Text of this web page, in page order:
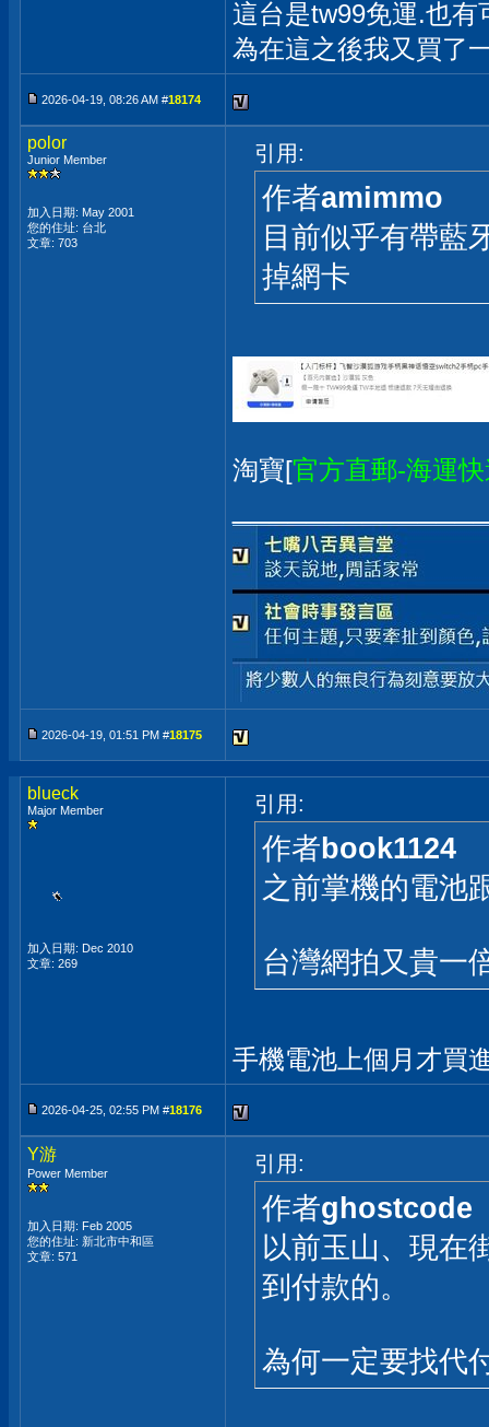
這台是tw99免運.也
為在這之後我又買了
2026-04-19, 08:26 AM #18174
polor
Junior Member
加入日期: May 2001
您的住址: 台北
文章: 703
引用:
作者amimmo
目前似乎有帶藍
掉網卡
淘寶[官方直郵-海運
2026-04-19, 01:51 PM #18175
blueck
Major Member
加入日期: Dec 2010
文章: 269
引用:
作者book1124
之前掌機的電池
台灣網拍又貴一
手機電池上個月才買
2026-04-25, 02:55 PM #18176
Y游
Power Member
加入日期: Feb 2005
您的住址: 新北市中和區
文章: 571
引用:
作者ghostcode
以前玉山、現在
到付款的。
為何一定要找代